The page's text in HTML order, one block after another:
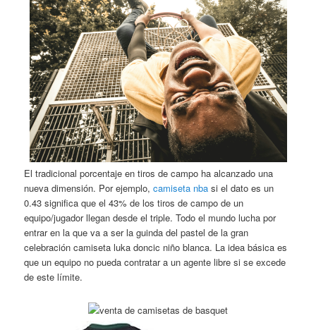
El tradicional porcentaje en tiros de campo ha alcanzado una
nueva dimensión. Por ejemplo,camiseta nba si el dato es un
0.43 significa que el 43% de los tiros de campo de un
equipo/jugador llegan desde el triple. Todo el mundo lucha por
entrar en la que va a ser la guinda del pastel de la gran
celebración camiseta luka doncic niño blanca. La idea básica es
que un equipo no pueda contratar a un agente libre si se excede
de este límite.